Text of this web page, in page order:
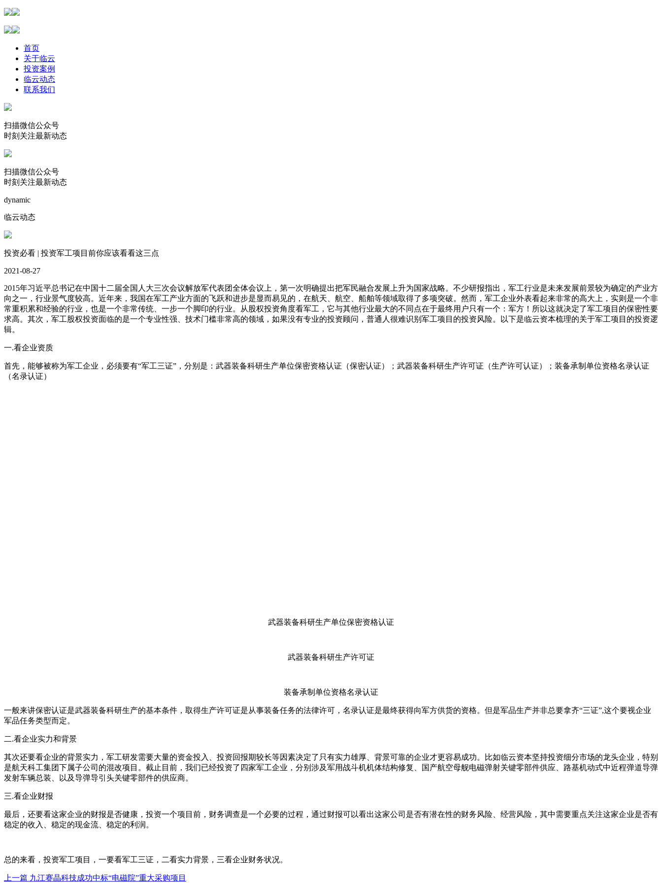
首页
关于临云
投资案例
临云动态
联系我们
扫描微信公众号
时刻关注最新动态
扫描微信公众号
时刻关注最新动态
dynamic
临云动态
投资必看 | 投资军工项目前你应该看看这三点
2021-08-27
2015年习近平总书记在中国十二届全国人大三次会议解放军代表团全体会议上，第一次明确提出把军民融合发展上升为国家战略。不少研报指出，军工行业是未来发展前景较为确定的产业方
向之一，行业景气度较高。近年来，我国在军工产业方面的飞跃和进步是显而易见的，在航天、航空、船舶等领域取得了多项突破。然而，军工企业外表看起来非常的高大上，实则是一个非
常重积累和经验的行业，也是一个非常传统、一步一个脚印的行业。从股权投资角度看军工，它与其他行业最大的不同点在于最终用户只有一个：军方！所以这就决定了军工项目的保密性要
求高。其次，军工股权投资面临的是一个专业性强、技术门槛非常高的领域，如果没有专业的投资顾问，普通人很难识别军工项目的投资风险。以下是临云资本梳理的关于军工项目的投资逻
辑。
一.看企业资质
首先，能够被称为军工企业，必须要有“军工三证”，分别是：武器装备科研生产单位保密资格认证（保密认证）；武器装备科研生产许可证（生产许可认证）；装备承制单位资格名录认证
（名录认证）
武器装备科研生产单位保密资格认证
武器装备科研生产许可证
装备承制单位资格名录认证
一般来讲保密认证是武器装备科研生产的基本条件，取得生产许可证是从事装备任务的法律许可，名录认证是最终获得向军方供货的资格。但是军品生产并非总要拿齐“三证”,这个要视企业
军品任务类型而定。
二.看企业实力和背景
其次还要看企业的背景实力，军工研发需要大量的资金投入、投资回报期较长等因素决定了只有实力雄厚、背景可靠的企业才更容易成功。比如临云资本坚持投资细分市场的龙头企业，特别
是航天科工集团下属子公司的混改项目。截止目前，我们已经投资了四家军工企业，分别涉及军用战斗机机体结构修复、国产航空母舰电磁弹射关键零部件供应、路基机动式中近程弹道导弹
发射车辆总装、以及导弹导引头关键零部件的供应商。
三.看企业财报
最后，还要看这家企业的财报是否健康，投资一个项目前，财务调查是一个必要的过程，通过财报可以看出这家公司是否有潜在性的财务风险、经营风险，其中需要重点关注这家企业是否有
稳定的收入、稳定的现金流、稳定的利润。
总的来看，投资军工项目，一要看军工三证，二看实力背景，三看企业财务状况。
上一篇 九江赛晶科技成功中标“电磁院”重大采购项目